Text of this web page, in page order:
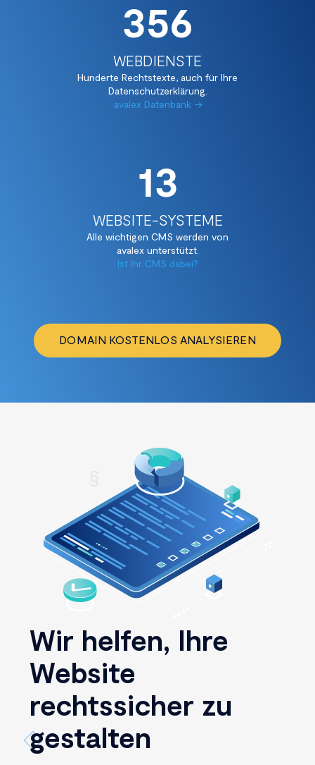
357
WEBDIENSTE
Hunderte Rechtstexte, auch für Ihre
Datenschutzerklärung.
avalex Datenbank →
13
WEBSITE-SYSTEME
Alle wichtigen CMS werden von
avalex unterstützt.
Ist Ihr CMS dabei?
DOMAIN KOSTENLOS ANALYSIEREN
Wir helfen, Ihre
Website
rechtssicher zu
gestalten